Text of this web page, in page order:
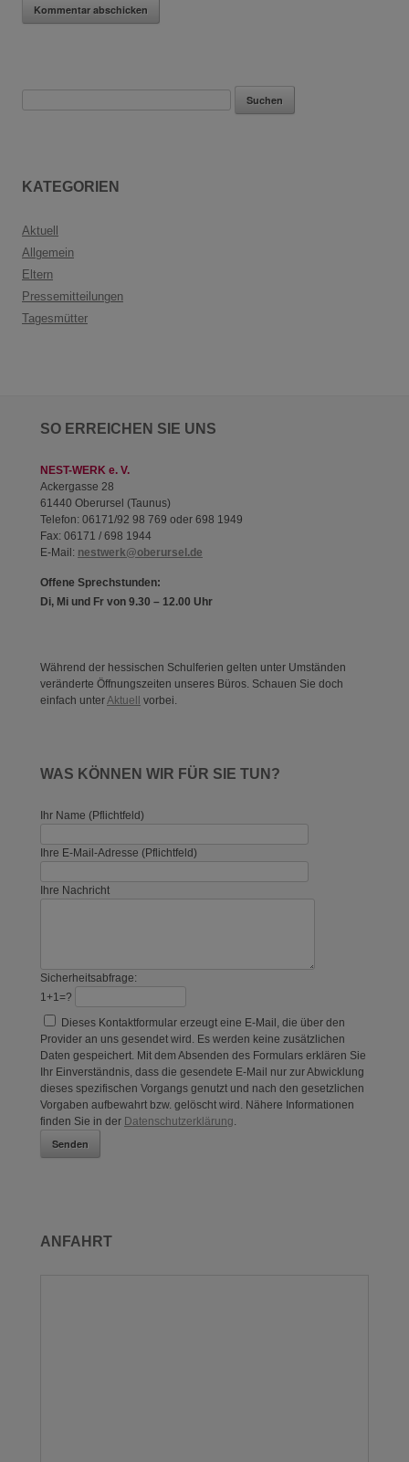
KATEGORIEN
Aktuell
Allgemein
Eltern
Pressemitteilungen
Tagesmütter
SO ERREICHEN SIE UNS
NEST-WERK e. V.
Ackergasse 28
61440 Oberursel (Taunus)
Telefon: 06171/92 98 769 oder 698 1949
Fax: 06171 / 698 1944
E-Mail: nestwerk@oberursel.de
Offene Sprechstunden:
Di, Mi und Fr von 9.30 – 12.00 Uhr
Während der hessischen Schulferien gelten unter Umständen
veränderte Öffnungszeiten unseres Büros. Schauen Sie doch
einfach unterAktuell vorbei.
WAS KÖNNEN WIR FÜR SIE TUN?
Ihr Name (Pflichtfeld)
Ihre E-Mail-Adresse (Pflichtfeld)
Ihre Nachricht
Sicherheitsabfrage:
1+1=?
Dieses Kontaktformular erzeugt eine E-Mail, die über den
Provider an uns gesendet wird. Es werden keine zusätzlichen
Daten gespeichert. Mit dem Absenden des Formulars erklären Sie
Ihr Einverständnis, dass die gesendete E-Mail nur zur Abwicklung
dieses spezifischen Vorgangs genutzt und nach den gesetzlichen
Vorgaben aufbewahrt bzw. gelöscht wird. Nähere Informationen
finden Sie in der Datenschutzerklärung.
ANFAHRT